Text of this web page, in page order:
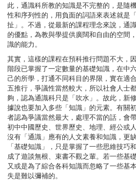
此，通識科所教的知識是不完整的，是隨
性和序列性的，用負面的詞語來表述就是
扯」。不過，從最新的課程理念來說，通
的優點，為教與學提供廣闊和自由的空間
識的能力。
其實，這樣的課程在預科推行問題不大，
階段已掌握了一定數量的基礎知識，在中
己的所學，打通不同科目的界限，實在適
五推行，爭議性當然較大，所以社會人士
夠，認為通識科只是「吹水」。故此，新
據說也要加入多些「知識」的元素。有關
者認為爭議當然最大，處理不當的話，會
初中中國歷史、世界歷史、地理、經公或
沒有「通識」應有的人文素養和知識，更
「基礎知識」，只是掌握了一些思維技巧
成了遊談無根、束書不觀之輩。若一些基
又或是為了綜合各科知識而忽略了一些基
失是難以彌補的。